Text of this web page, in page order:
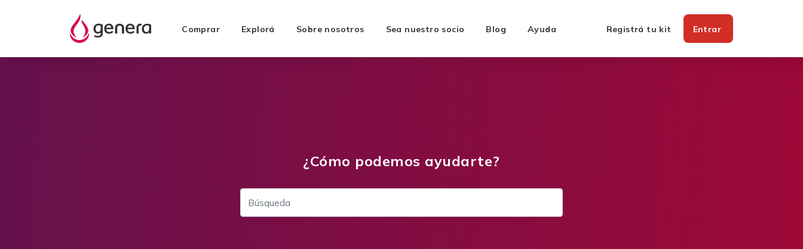
Comprar Explorá Sobre nosotros Sea nuestro socio Blog Ayuda Registrá tu kit Entrar
¿Cómo podemos ayudarte?